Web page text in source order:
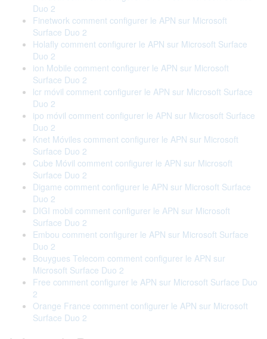
Duo 2
Finetwork comment configurer le APN sur Microsoft
Surface Duo 2
Holafly comment configurer le APN sur Microsoft Surface
Duo 2
ion Mobile comment configurer le APN sur Microsoft
Surface Duo 2
lcr móvil comment configurer le APN sur Microsoft Surface
Duo 2
ipo móvil comment configurer le APN sur Microsoft Surface
Duo 2
Knet Móviles comment configurer le APN sur Microsoft
Surface Duo 2
Cube Móvil comment configurer le APN sur Microsoft
Surface Duo 2
Digame comment configurer le APN sur Microsoft Surface
Duo 2
DIGI mobil comment configurer le APN sur Microsoft
Surface Duo 2
Embou comment configurer le APN sur Microsoft Surface
Duo 2
Bouygues Telecom comment configurer le APN sur
Microsoft Surface Duo 2
Free comment configurer le APN sur Microsoft Surface Duo
2
Orange France comment configurer le APN sur Microsoft
Surface Duo 2